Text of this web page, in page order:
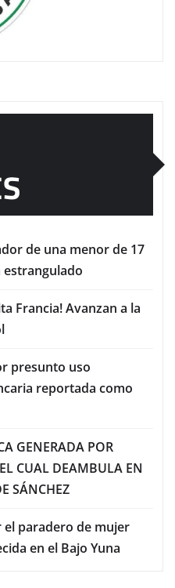
de una menor de 17
estrangulado
Francia! Avanzan a la
presunto uso
reportada como
GENERADA POR
CUAL DEAMBULA EN
SÁNCHEZ
el paradero de mujer
en el Bajo Yuna